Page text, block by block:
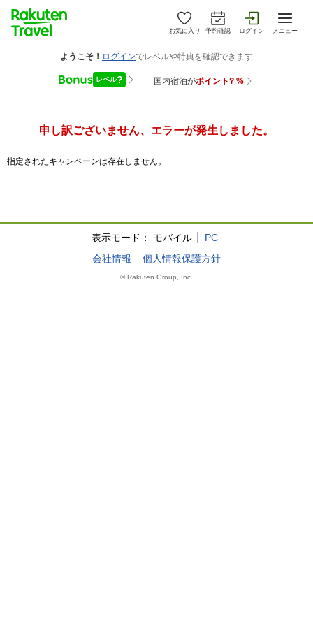
お気に入り 予約確認 ログイン メニュー
申し訳ございません、エラーが発生しました。
指定されたキャンペーンは存在しません。
表示モード： モバイル
PC
会社情報
個人情報保護方針
© Rakuten Group, Inc.